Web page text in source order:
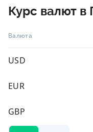
Курс валют в
Валюта
USD
EUR
GBP